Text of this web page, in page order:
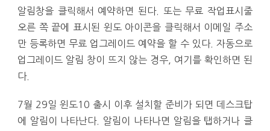
알림창을 클릭해서 예약하면 된다. 또는 무료 작업표시줄
오른 쪽 끝에 표시된 윈도 아이콘을 클릭해서 이메일 주소
만 등록하면 무료 업그레이드 예약을 할 수 있다. 자동으로
업그레이드 알림 창이 뜨지 않는 경우, 여기를 확인하면 된
다.
7월 29일 윈도10 출시 이후 설치할 준비가 되면 데스크탑
에 알림이 나타난다. 알림이 나타나면 알림을 탭하거나 클